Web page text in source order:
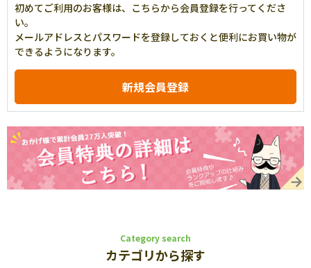
初めてご利用のお客様は、こちらから会員登録を行ってくださ
い。
メールアドレスとパスワードを登録しておくと便利にお買い物が
できるようになります。
Category search
カテゴリから探す